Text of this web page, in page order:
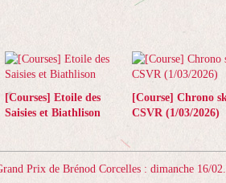
[Courses] Etoile des
Saisies et Biathlison
[Course] Chrono
CSVR (1/03/2026)
Prix de Brénod Corcelles : dimanche 16/02.